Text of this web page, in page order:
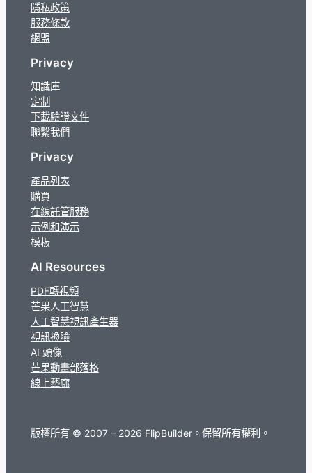
隱私政策
服務條款
網盟
Privacy
知識庫
定制
下載驗證文件
聯繫我們
Privacy
產品列表
購買
在線託管服務
示例和演示
模板
AI Resources
PDF轉視頻
芒果人工智慧
人工智慧視訊產生器
視訊換臉
AI 頭像
芒果動畫部落格
線上藝廊
版權所有 © 2007 – 2026 FlipBuilder。保留所有權利。